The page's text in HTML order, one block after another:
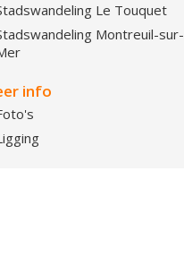
Le Touquet
Montreuil-sur-
info